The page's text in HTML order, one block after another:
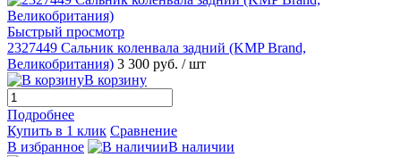
Быстрый просмотр
2327449 Сальник коленвала задний (KMP Brand,
Великобритания) 3 300 руб. / шт
В корзину
Подробнее
Купить в 1 клик Сравнение
В избранное
В наличии